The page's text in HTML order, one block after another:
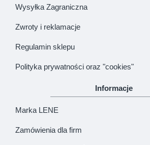
Wysyłka Zagraniczna
Zwroty i reklamacje
Regulamin sklepu
Polityka prywatności oraz "cookies"
Informacje
Marka LENE
Zamówienia dla firm